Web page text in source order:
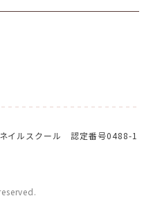
イルスクール 認定番号0488-1